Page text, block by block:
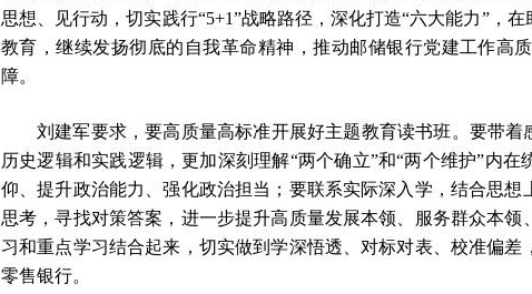
思想、见行动，切实践行“5+1”战略路径，深化打造“六大能力”，
教育，继续发扬彻底的自我革命精神，推动邮储银行党建工作高
障。
刘建军要求，要高质量高标准开展好主题教育读书班。要带着
历史逻辑和实践逻辑，更加深刻理解“两个确立”和“两个维护”内
仰、提升政治能力、强化政治担当；要联系实际深入学，结合思
思考，寻找对策答案，进一步提升高质量发展本领、服务群众本
习和重点学习结合起来，切实做到学深悟透、对标对表、校准偏
零售银行。